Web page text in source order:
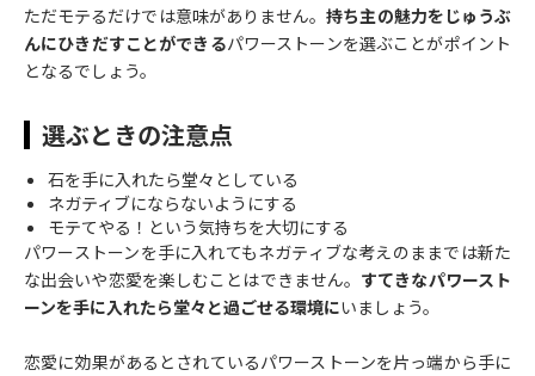
ただモテるだけでは意味がありません。持ち主の魅力をじゅうぶ
んにひきだすことができるパワーストーンを選ぶことがポイント
となるでしょう。
選ぶときの注意点
石を手に入れたら堂々としている
ネガティブにならないようにする
モテてやる！という気持ちを大切にする
パワーストーンを手に入れてもネガティブな考えのままでは新た
な出会いや恋愛を楽しむことはできません。 すてきなパワースト
ーンを手に入れたら堂々と過ごせる環境にいましょう。
恋愛に効果があるとされているパワーストーンを片っ端から手に